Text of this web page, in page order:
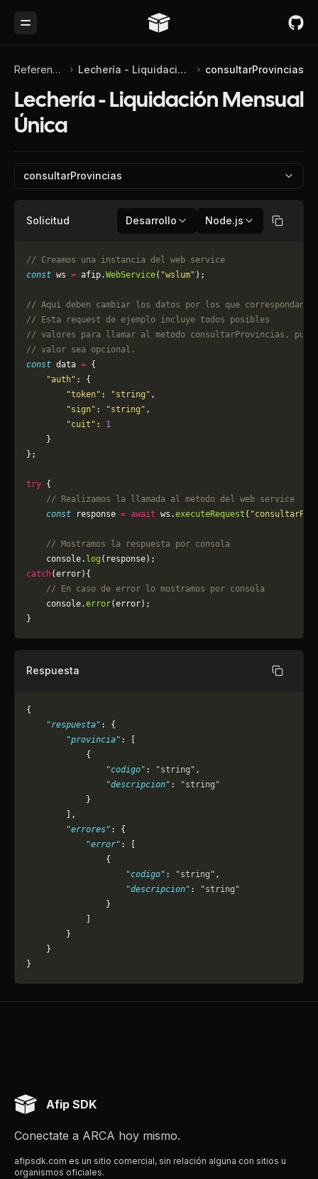
Toggle Menu
Referencia de API Lechería - Liquidación Mensual Única consultarProvincias
Lechería - Liquidación Mensual
Única
consultarProvincias
Solicitud Desarrollo Node.js Copiar
// Creamos una instancia del web service
const ws = afip.WebService( "wslum" );
// Aqui deben cambiar los datos por los que correspondan.
// Esta request de ejemplo incluye todos posibles
// valores para llamar al metodo consultarProvincias,
// valor sea opcional.
const data = {
    "auth"
: {
        "token"
: "string" ,
        "sign"
: "string" ,
        "cuit"
: 1
    }
};
try {
    // Realizamos la llamada al metodo del web service
    const
response = await ws.executeRequest (
    // Mostramos la respuesta por consola
    console.
log (response);
catch(error){
    // En caso de error lo mostramos por consola
	console.
error(error);
}
Respuesta Copiar
{
    "respuesta"
: {
        "provincia"
: [
            {
                "codigo"
: "string" ,
                "descripcion"
:
"string"
            }
        ],
        "errores"
: {
            "error"
: [
                {
                    "codigo"
: "string" ,
                    "descripcion"
:
"string"
                }
        }
    }
}
Afip SDK
Conectate a ARCA hoy mismo.
afipsdk.com es un sitio comercial, sin relación alguna con sitios u
organismos oficiales.